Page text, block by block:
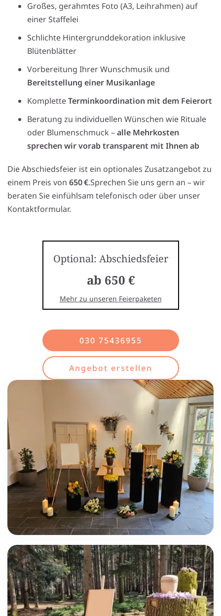
Großes, gerahmtes Foto (A3, Leihrahmen) auf
einer Staffelei
Schlichte Hintergrunddekoration inklusive
Blütenblätter
Vorbereitung Ihrer Wunschmusik und
Bereitstellung einer Musikanlage
KompletteTerminkoordination mit dem Feierort
Beratung zu individuellen Wünschen wie Rituale
oder Blumenschmuck –alle Mehrkosten
sprechen wir vorab transparent mit Ihnen ab
Die Abschiedsfeier ist ein optionales Zusatzangebot zu
einem Preis von 650 €.Sprechen Sie uns gern an – wir
beraten Sie einfühlsam telefonisch oder über unser
Kontaktformular.
Optional: Abschiedsfeier
ab 650 €
Mehr zu unseren Feierpaketen
030 75436955
Angebot erstellen